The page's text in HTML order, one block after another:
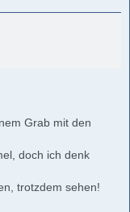
Grab mit den
doch ich denk
trotzdem sehen!